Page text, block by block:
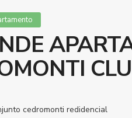
cedromonti redidencial